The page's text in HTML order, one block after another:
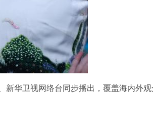
新华卫视网络台同步播出，覆盖海内外